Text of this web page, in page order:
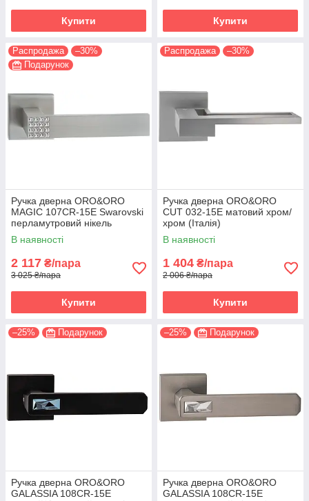
Купити Купити
Распродажа
–30%
Подарунок
Ручка дверна ORO&ORO
MAGIC 107СR-15E Swarovski
перламутровий нікель
(Італія)
В наявності
2 117 ₴/пара
3 025 ₴/пара
Купити
Распродажа –30%
Ручка дверна ORO&ORO
CUT 032-15E матовий хром/
хром (Італія)
В наявності
1 404 ₴/пара
2 006 ₴/пара
Купити
–25% Подарунок
Ручка дверна ORO&ORO
GALASSIA 108СR-15E
–25% Подарунок
Ручка дверна ORO&ORO
GALASSIA 108СR-15E